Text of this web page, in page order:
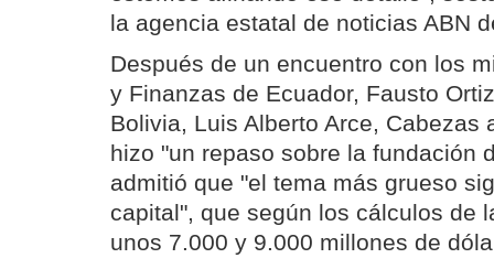
la agencia estatal de noticias ABN
Después de un encuentro con los
y Finanzas de Ecuador, Fausto
Bolivia, Luis Alberto Arce, Cabezas
hizo "un repaso sobre la fundación
admitió que "el tema más grueso
capital", que según los cálculos de
unos 7.000 y 9.000 millones de